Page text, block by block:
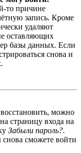
то причине
запись. Кроме
удаляют
оставляющих
базы данных. Если
снова и
можно
страницу входа на
Забыли пароль?.
сможете войти